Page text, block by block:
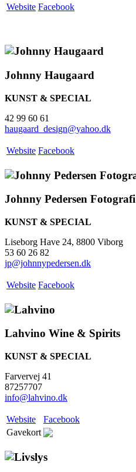
Website Facebook
Johnny Haugaard
KUNST & SPECIAL
42 99 60 61
haugaard_design@yahoo.dk
Website Facebook
Johnny Pedersen Fotografi
KUNST & SPECIAL
Liseborg Have 24, 8800 Viborg
53 60 26 82
jp@johnnypedersen.dk
Website Facebook
Lahvino Wine & Spirits
KUNST & SPECIAL
Farvervej 41
87257707
info@lahvino.dk
Website
Facebook
Gavekort